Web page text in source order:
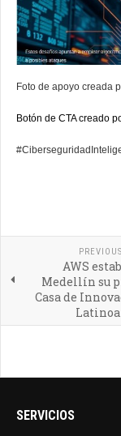
Foto de apoyo creada
Botón de CTA creado
AWS
Medellín su
Casa de
SERVICIOS